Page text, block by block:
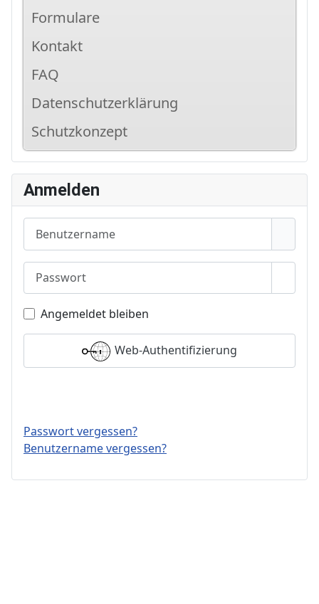
Formulare
Kontakt
FAQ
Datenschutzerklärung
Schutzkonzept
Anmelden
Benutzername
Passwort
Angemeldet bleiben
Web-Authentifizierung
Passwort vergessen?
Benutzername vergessen?